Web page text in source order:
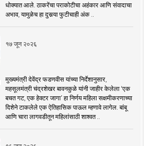
धोक्यात आले. ठाकरेंचा पराकोटीचा अहंकार आणि संवादाचा
अभाव, यामुळेच हा दुसर्‍या फुटीचाही अंक ..
१७ जून २०२६
मुख्यमंत्री देवेंद्र फडणवीस यांच्या निर्देशानुसार,
महसूलमंत्री चंद्रशेखर बावनकुळे यांनी जाहीर केलेला ‘एक
बचत गट, एक हेक्टर जागा’ हा निर्णय महिला सक्षमीकरणाच्या
दिशेने टाकलेले एक ऐतिहासिक पाऊल म्हणावे लागेल. बांबू
आणि चारा लागवडीतून महिलांसाठी शाश्वत ..